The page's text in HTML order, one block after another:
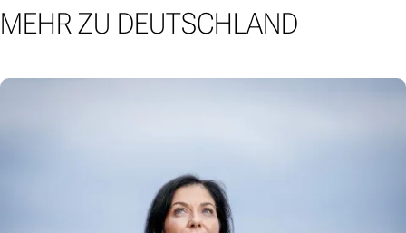
MEHR ZU DEUTSCHLAND